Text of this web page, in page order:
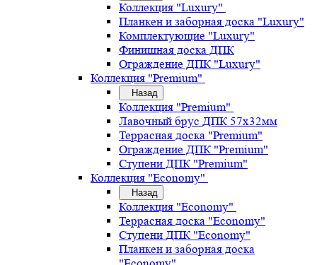
Коллекция "Luxury"
Планкен и заборная доска "Luxury"
Комплектующие "Luxury"
Финишная доска ДПК
Ограждение ДПК "Luxury"
Коллекция "Premium"
Назад
Коллекция "Premium"
Лавочный брус ДПК 57х32мм
Террасная доска "Premium"
Ограждение ДПК "Premium"
Ступени ДПК "Premium"
Коллекция "Economy"
Назад
Коллекция "Economy"
Террасная доска "Economy"
Ступени ДПК "Economy"
Планкен и заборная доска